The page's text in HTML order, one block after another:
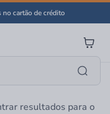
cartão de crédito
resultados para o